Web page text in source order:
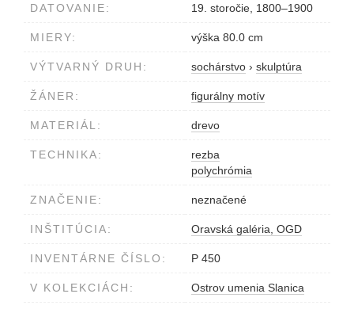
DATOVANIE: 19. storočie, 1800–1900
MIERY: výška 80.0 cm
VÝTVARNÝ DRUH: sochárstvo › skulptúra
ŽÁNER: figurálny motív
MATERIÁL: drevo
TECHNIKA:
rezba
polychrómia
ZNAČENIE: neznačené
INŠTITÚCIA: Oravská galéria, OGD
INVENTÁRNE ČÍSLO: P 450
V KOLEKCIÁCH: Ostrov umenia Slanica